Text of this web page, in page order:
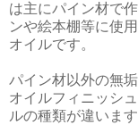
は主にパイン材で
ンや絵本棚等に使
オイルです。
パイン材以外の無
オイルフィニッシ
ルの種類が違いま